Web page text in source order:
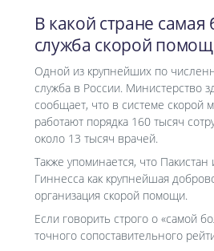
В какой стране
служба скорой
Одной из крупнейших по
служба в России. Министерство
сообщает, что в системе скорой
работают порядка 160 тысяч
около 13 тысяч врачей.
Также упоминается, что Пакистан
Гиннесса как крупнейшая
организация скорой помощи.
Если говорить строго о «самой
точного сопоставительного